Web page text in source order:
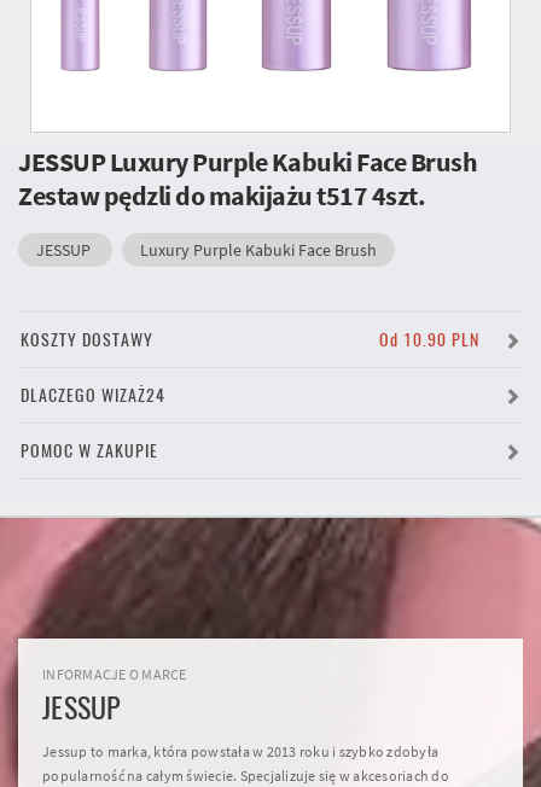
JESSUP Luxury Purple Kabuki Face Brush
Zestaw pędzli do makijażu t517 4szt.
JESSUP Luxury Purple Kabuki Face Brush
KOSZTY DOSTAWY Od 10.90 PLN
DLACZEGO WIZAŻ24
POMOC W ZAKUPIE
INFORMACJE O MARCE
JESSUP
Jessup to marka, która powstała w 2013 roku i szybko zdobyła
popularność na całym świecie. Specjalizuje się w akcesoriach do